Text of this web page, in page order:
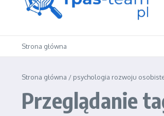
Strona główna
Strona główna / psychologia rozwoju
Przeglądanie